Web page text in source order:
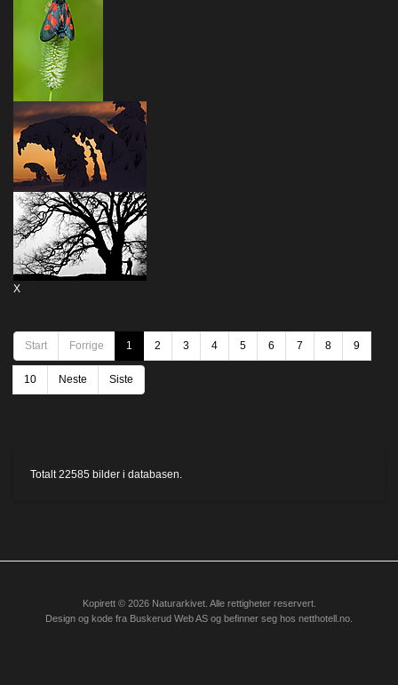
X
Start Forrige 1 2 3 4 5 6 7 8 9
10 Neste Siste
Totalt 22585 bilder i databasen.
Kopirett © 2026 Naturarkivet. Alle rettigheter reservert.
Design og kode fra Buskerud Web AS og befinner seg hos netthotell.no